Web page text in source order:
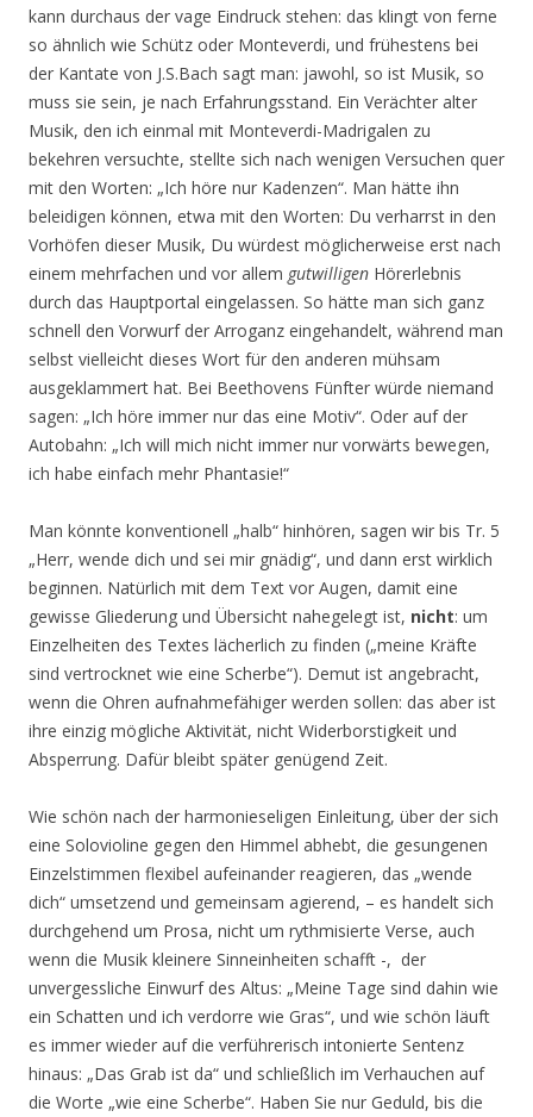
kann durchaus der vage Eindruck stehen: das klingt von ferne
so ähnlich wie Schütz oder Monteverdi, und frühestens bei
der Kantate von J.S.Bach sagt man: jawohl, so ist Musik, so
muss sie sein, je nach Erfahrungsstand. Ein Verächter alter
Musik, den ich einmal mit Monteverdi-Madrigalen zu
bekehren versuchte, stellte sich nach wenigen Versuchen quer
mit den Worten: „Ich höre nur Kadenzen“. Man hätte ihn
beleidigen können, etwa mit den Worten: Du verharrst in den
Vorhöfen dieser Musik, Du würdest möglicherweise erst nach
einem mehrfachen und vor allem gutwilligen Hörerlebnis
durch das Hauptportal eingelassen. So hätte man sich ganz
schnell den Vorwurf der Arroganz eingehandelt, während man
selbst vielleicht dieses Wort für den anderen mühsam
ausgeklammert hat. Bei Beethovens Fünfter würde niemand
sagen: „Ich höre immer nur das eine Motiv“. Oder auf der
Autobahn: „Ich will mich nicht immer nur vorwärts bewegen,
ich habe einfach mehr Phantasie!“
Man könnte konventionell „halb“ hinhören, sagen wir bis Tr. 5
„Herr, wende dich und sei mir gnädig“, und dann erst wirklich
beginnen. Natürlich mit dem Text vor Augen, damit eine
gewisse Gliederung und Übersicht nahegelegt ist, nicht: um
Einzelheiten des Textes lächerlich zu finden („meine Kräfte
sind vertrocknet wie eine Scherbe“). Demut ist angebracht,
wenn die Ohren aufnahmefähiger werden sollen: das aber ist
ihre einzig mögliche Aktivität, nicht Widerborstigkeit und
Absperrung. Dafür bleibt später genügend Zeit.
Wie schön nach der harmonieseligen Einleitung, über der sich
eine Solovioline gegen den Himmel abhebt, die gesungenen
Einzelstimmen flexibel aufeinander reagieren, das „wende
dich“ umsetzend und gemeinsam agierend, – es handelt sich
durchgehend um Prosa, nicht um rythmisierte Verse, auch
wenn die Musik kleinere Sinneinheiten schafft -, der
unvergessliche Einwurf des Altus: „Meine Tage sind dahin wie
ein Schatten und ich verdorre wie Gras“, und wie schön läuft
es immer wieder auf die verführerisch intonierte Sentenz
hinaus: „Das Grab ist da“ und schließlich im Verhauchen auf
die Worte „wie eine Scherbe“. Haben Sie nur Geduld, bis die